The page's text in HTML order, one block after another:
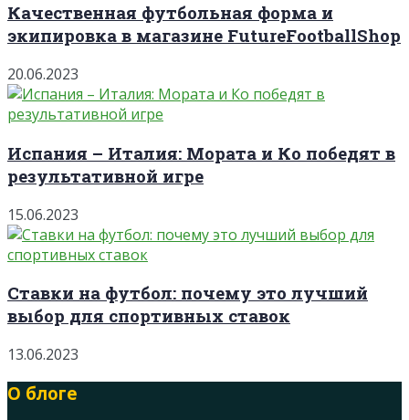
Качественная футбольная форма и
экипировка в магазине FutureFootballShop
20.06.2023
Испания – Италия: Мората и Ко победят в
результативной игре
15.06.2023
Ставки на футбол: почему это лучший
выбор для спортивных ставок
13.06.2023
О блоге